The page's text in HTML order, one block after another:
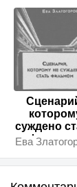
суждено
Ева